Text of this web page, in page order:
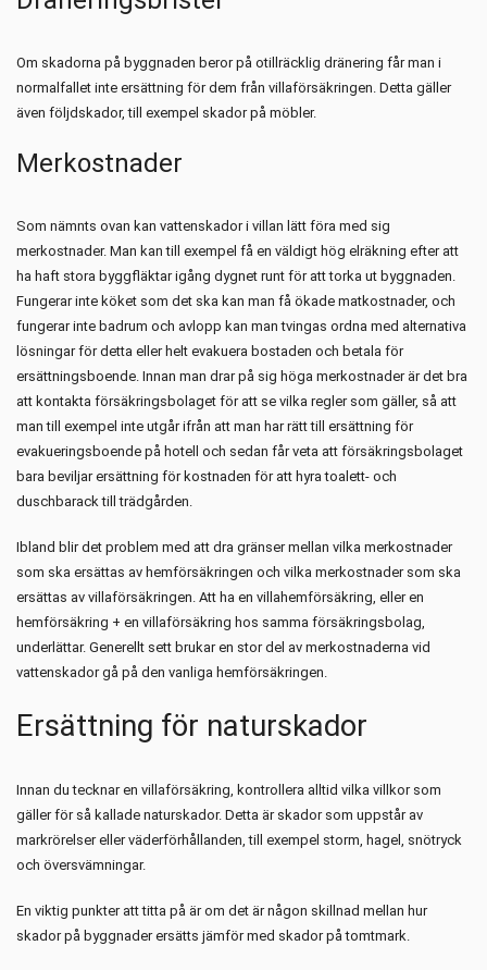
Om skadorna på byggnaden beror på otillräcklig dränering får man i
normalfallet inte ersättning för dem från villaförsäkringen. Detta gäller
även följdskador, till exempel skador på möbler.
Merkostnader
Som nämnts ovan kan vattenskador i villan lätt föra med sig
merkostnader. Man kan till exempel få en väldigt hög elräkning efter att
ha haft stora byggfläktar igång dygnet runt för att torka ut byggnaden.
Fungerar inte köket som det ska kan man få ökade matkostnader, och
fungerar inte badrum och avlopp kan man tvingas ordna med alternativa
lösningar för detta eller helt evakuera bostaden och betala för
ersättningsboende. Innan man drar på sig höga merkostnader är det bra
att kontakta försäkringsbolaget för att se vilka regler som gäller, så att
man till exempel inte utgår ifrån att man har rätt till ersättning för
evakueringsboende på hotell och sedan får veta att försäkringsbolaget
bara beviljar ersättning för kostnaden för att hyra toalett- och
duschbarack till trädgården.
Ibland blir det problem med att dra gränser mellan vilka merkostnader
som ska ersättas av hemförsäkringen och vilka merkostnader som ska
ersättas av villaförsäkringen. Att ha en villahemförsäkring, eller en
hemförsäkring + en villaförsäkring hos samma försäkringsbolag,
underlättar. Generellt sett brukar en stor del av merkostnaderna vid
vattenskador gå på den vanliga hemförsäkringen.
Ersättning för naturskador
Innan du tecknar en villaförsäkring, kontrollera alltid vilka villkor som
gäller för så kallade naturskador. Detta är skador som uppstår av
markrörelser eller väderförhållanden, till exempel storm, hagel, snötryck
och översvämningar.
En viktig punkter att titta på är om det är någon skillnad mellan hur
skador på byggnader ersätts jämför med skador på tomtmark.